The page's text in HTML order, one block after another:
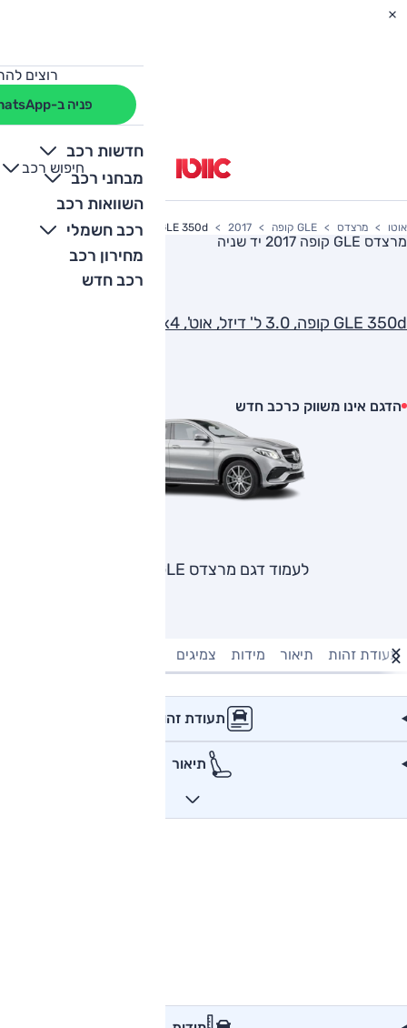
רוצים
פניה ב-WhatsApp
חדשות רכב
מבחני רכב
השוואות רכב
רכב חשמלי
מחירון רכב
רכב חדש
חיפוש רכב
+
-
אוטו מרצדס GLE קופה 2017 GLE 350d קופה, 3.0 ל' דיזל, אוט', AMG, 4x4
מרצדס GLE קופה 2017 יד שניה
GLE 350d קופה, 3.0 ל' דיזל, אוט', AMG, 4x4
הדגם אינו משווק כרכב חדש
לעמוד דגם מרצדס GLE קופה
תעודת זהות תיאור מידות צמיגים
תעודת זהות
תיאור